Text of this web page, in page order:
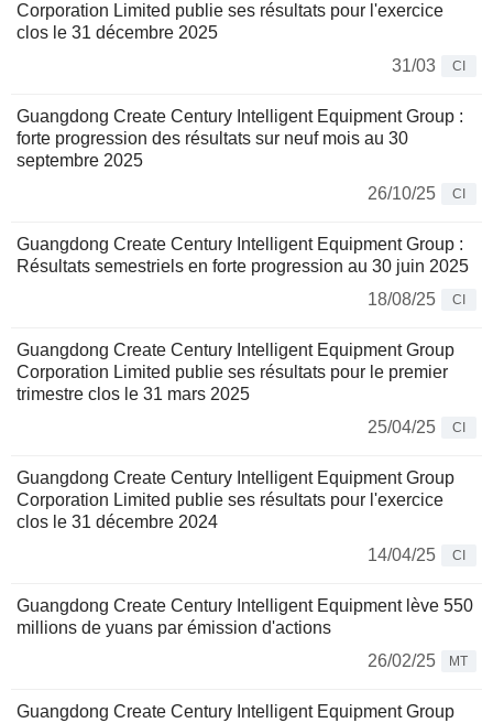
Corporation Limited publie ses résultats pour l'exercice
clos le 31 décembre 2025
31/03
CI
Guangdong Create Century Intelligent Equipment Group :
forte progression des résultats sur neuf mois au 30
septembre 2025
26/10/25
CI
Guangdong Create Century Intelligent Equipment Group :
Résultats semestriels en forte progression au 30 juin 2025
18/08/25
CI
Guangdong Create Century Intelligent Equipment Group
Corporation Limited publie ses résultats pour le premier
trimestre clos le 31 mars 2025
25/04/25
CI
Guangdong Create Century Intelligent Equipment Group
Corporation Limited publie ses résultats pour l'exercice
clos le 31 décembre 2024
14/04/25
CI
Guangdong Create Century Intelligent Equipment lève 550
millions de yuans par émission d'actions
26/02/25
MT
Guangdong Create Century Intelligent Equipment Group